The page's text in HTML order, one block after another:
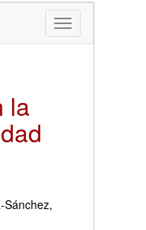
Toggle
navigation
la
Sánchez,